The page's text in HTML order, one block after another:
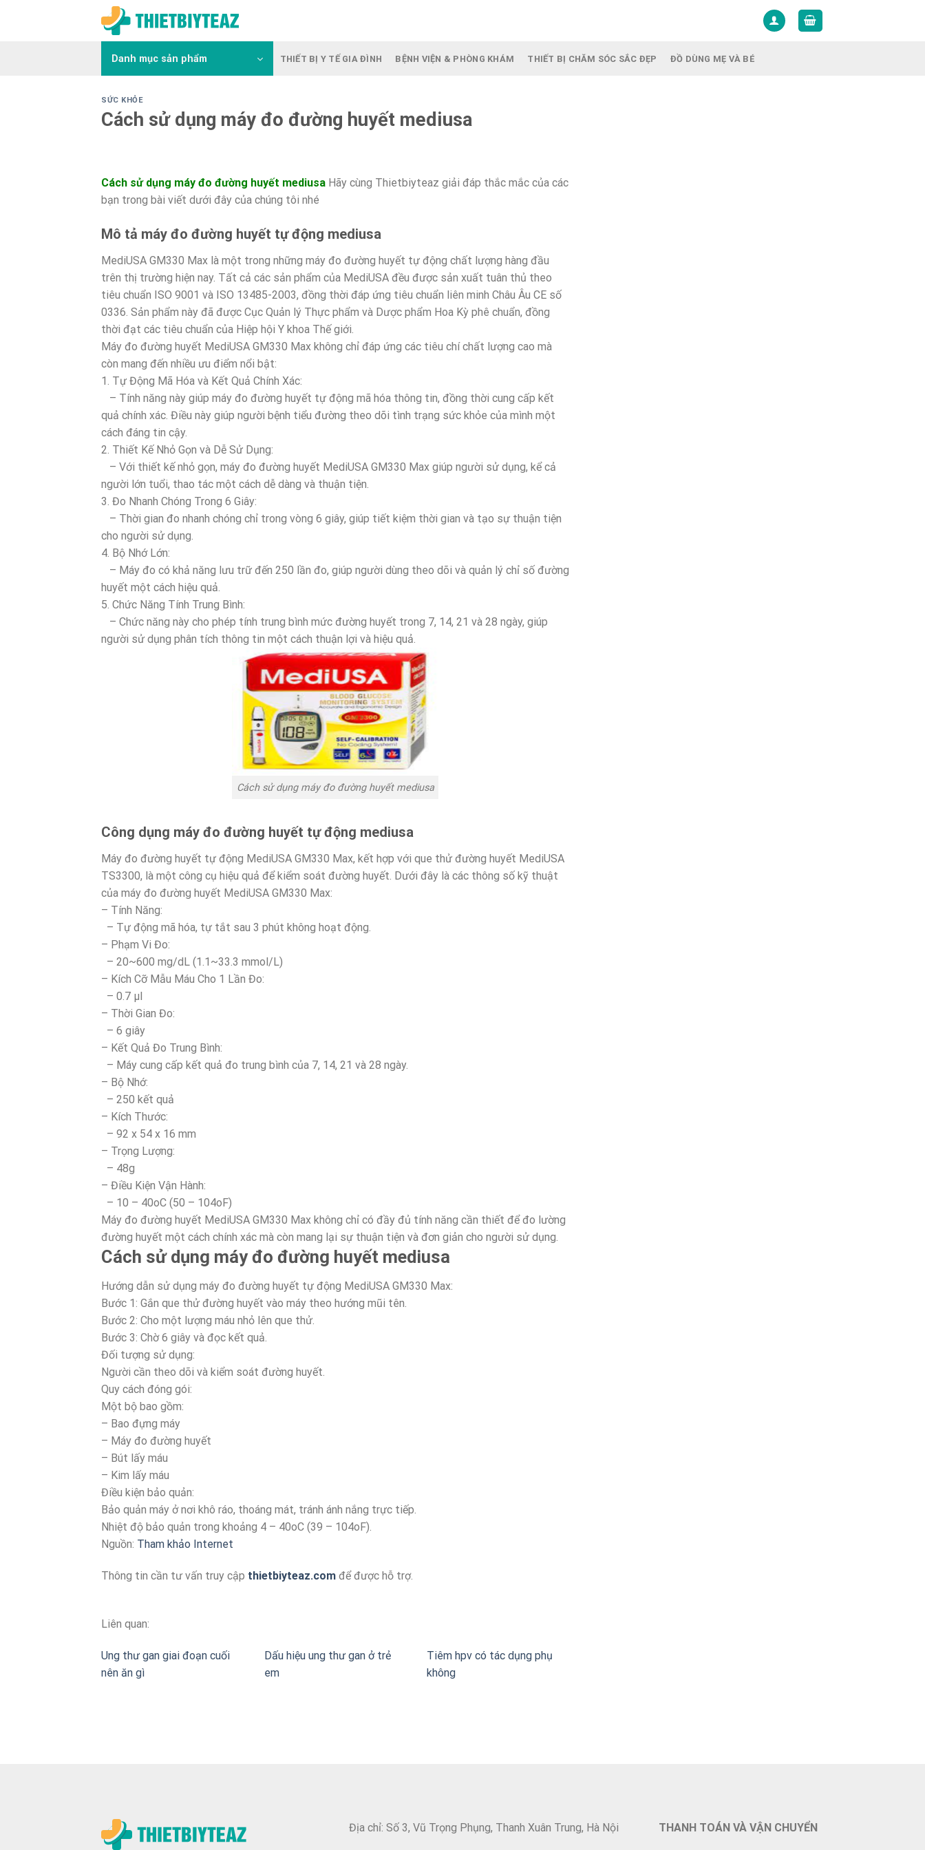
Danh mục sản phẩm THIẾT BỊ Y TẾ GIA ĐÌNH BỆNH VIỆN & PHÒNG KHÁM THIẾT BỊ CHĂM SÓC SẮC ĐẸP ĐỒ DÙNG MẸ VÀ BÉ
SỨC KHỎE
Cách sử dụng máy đo đường huyết mediusa
Cách sử dụng máy đo đường huyết mediusa Hãy cùng Thietbiyteaz giải đáp thắc mắc của các
bạn trong bài viết dưới đây của chúng tôi nhé
Mô tả máy đo đường huyết tự động mediusa
MediUSA GM330 Max là một trong những máy đo đường huyết tự động chất lượng hàng đầu
trên thị trường hiện nay. Tất cả các sản phẩm của MediUSA đều được sản xuất tuân thủ theo
tiêu chuẩn ISO 9001 và ISO 13485-2003, đồng thời đáp ứng tiêu chuẩn liên minh Châu Âu CE số
0336. Sản phẩm này đã được Cục Quản lý Thực phẩm và Dược phẩm Hoa Kỳ phê chuẩn, đồng
thời đạt các tiêu chuẩn của Hiệp hội Y khoa Thế giới.
Máy đo đường huyết MediUSA GM330 Max không chỉ đáp ứng các tiêu chí chất lượng cao mà
còn mang đến nhiều ưu điểm nổi bật:
1. Tự Động Mã Hóa và Kết Quả Chính Xác:
– Tính năng này giúp máy đo đường huyết tự động mã hóa thông tin, đồng thời cung cấp kết
quả chính xác. Điều này giúp người bệnh tiểu đường theo dõi tình trạng sức khỏe của mình một
cách đáng tin cậy.
2. Thiết Kế Nhỏ Gọn và Dễ Sử Dụng:
– Với thiết kế nhỏ gọn, máy đo đường huyết MediUSA GM330 Max giúp người sử dụng, kể cả
người lớn tuổi, thao tác một cách dễ dàng và thuận tiện.
3. Đo Nhanh Chóng Trong 6 Giây:
– Thời gian đo nhanh chóng chỉ trong vòng 6 giây, giúp tiết kiệm thời gian và tạo sự thuận tiện
cho người sử dụng.
4. Bộ Nhớ Lớn:
– Máy đo có khả năng lưu trữ đến 250 lần đo, giúp người dùng theo dõi và quản lý chỉ số đường
huyết một cách hiệu quả.
5. Chức Năng Tính Trung Bình:
– Chức năng này cho phép tính trung bình mức đường huyết trong 7, 14, 21 và 28 ngày, giúp
người sử dụng phân tích thông tin một cách thuận lợi và hiệu quả.
Cách sử dụng máy đo đường huyết mediusa
Công dụng máy đo đường huyết tự động mediusa
Máy đo đường huyết tự động MediUSA GM330 Max, kết hợp với que thử đường huyết MediUSA
TS3300, là một công cụ hiệu quả để kiểm soát đường huyết. Dưới đây là các thông số kỹ thuật
của máy đo đường huyết MediUSA GM330 Max:
– Tính Năng:
– Tự động mã hóa, tự tắt sau 3 phút không hoạt động.
– Phạm Vi Đo:
– 20~600 mg/dL (1.1~33.3 mmol/L)
– Kích Cỡ Mẫu Máu Cho 1 Lần Đo:
– 0.7 μl
– Thời Gian Đo:
– 6 giây
– Kết Quả Đo Trung Bình:
– Máy cung cấp kết quả đo trung bình của 7, 14, 21 và 28 ngày.
– Bộ Nhớ:
– 250 kết quả
– Kích Thước:
– 92 x 54 x 16 mm
– Trọng Lượng:
– 48g
– Điều Kiện Vận Hành:
– 10 – 40oC (50 – 104oF)
Máy đo đường huyết MediUSA GM330 Max không chỉ có đầy đủ tính năng cần thiết để đo lường
đường huyết một cách chính xác mà còn mang lại sự thuận tiện và đơn giản cho người sử dụng.
Cách sử dụng máy đo đường huyết mediusa
Hướng dẫn sử dụng máy đo đường huyết tự động MediUSA GM330 Max:
Bước 1: Gắn que thử đường huyết vào máy theo hướng mũi tên.
Bước 2: Cho một lượng máu nhỏ lên que thử.
Bước 3: Chờ 6 giây và đọc kết quả.
Đối tượng sử dụng:
Người cần theo dõi và kiểm soát đường huyết.
Quy cách đóng gói:
Một bộ bao gồm:
– Bao đựng máy
– Máy đo đường huyết
– Bút lấy máu
– Kim lấy máu
Điều kiện bảo quản:
Bảo quản máy ở nơi khô ráo, thoáng mát, tránh ánh nắng trực tiếp.
Nhiệt độ bảo quản trong khoảng 4 – 40oC (39 – 104oF).
Nguồn: Tham khảo Internet
Thông tin cần tư vấn truy cập thietbiyteaz.com để được hỗ trợ.
Liên quan:
Ung thư gan giai đoạn cuối
nên ăn gì
Dấu hiệu ung thư gan ở trẻ
em
Tiêm hpv có tác dụng phụ
không
Địa chỉ: Số 3, Vũ Trọng Phụng, Thanh Xuân Trung, Hà Nội THANH TOÁN VÀ VẬN CHUYỂN